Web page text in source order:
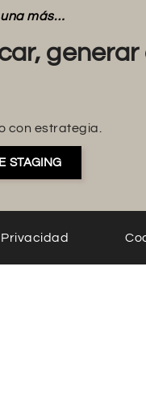
una más…
generar
con estrategia.
STAGING
Privacidad